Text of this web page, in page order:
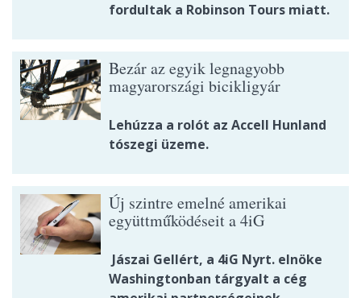
fordultak a Robinson Tours miatt.
Bezár az egyik legnagyobb
magyarországi bicikligyár
Lehúzza a rolót az Accell Hunland
tószegi üzeme.
Új szintre emelné amerikai
együttműködéseit a 4iG
Jászai Gellért, a 4iG Nyrt. elnöke
Washingtonban tárgyalt a cég